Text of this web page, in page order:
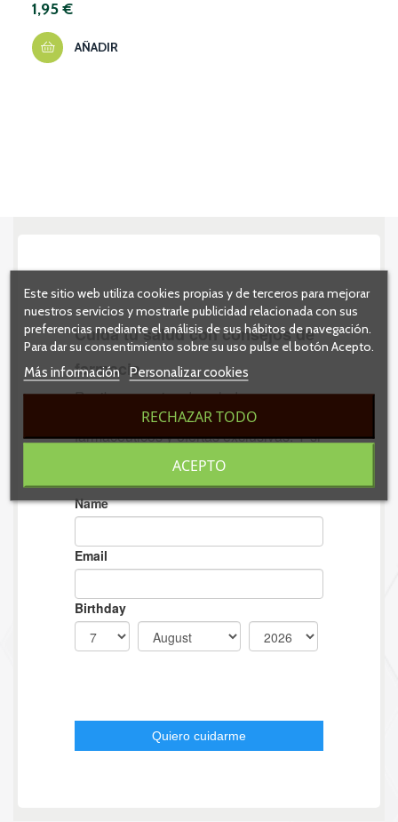
1,95 €
AÑADIR
Este sitio web utiliza cookies propias y de terceros para mejorar
nuestros servicios y mostrarle publicidad relacionada con sus
preferencias mediante el análisis de sus hábitos de navegación.
Para dar su consentimiento sobre su uso pulse el botón Acepto.
Más información
Personalizar cookies
RECHAZAR TODO
ACEPTO